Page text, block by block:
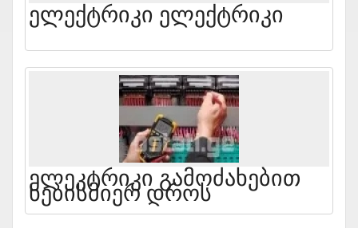
Ელექტრიკი Ელექტრიკი
Ელეკტრიკი Გამოძახებით
Ნებისმიერ Დროს